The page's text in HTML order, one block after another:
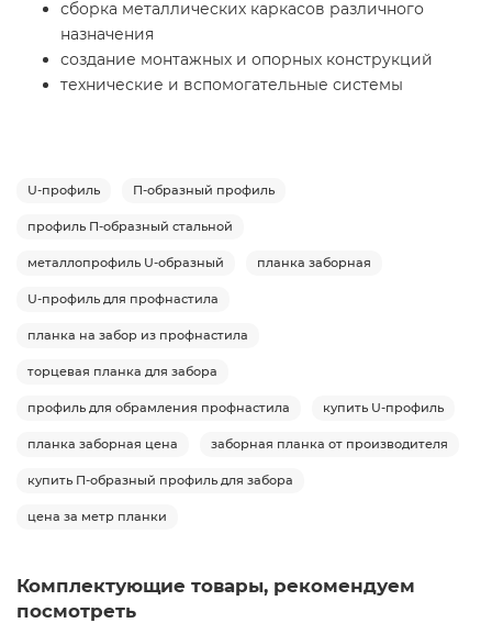
сборка металлических каркасов различного
назначения
создание монтажных и опорных конструкций
технические и вспомогательные системы
U-профиль П-образный профиль
профиль П-образный стальной
металлопрофиль U-образный планка заборная
U-профиль для профнастила
планка на забор из профнастила
торцевая планка для забора
профиль для обрамления профнастила купить U-профиль
планка заборная цена заборная планка от производителя
купить П-образный профиль для забора
цена за метр планки
Комплектующие товары, рекомендуем
посмотреть